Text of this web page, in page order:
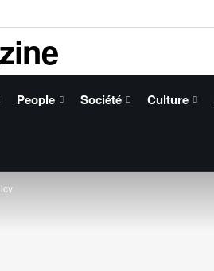
People Société Culture